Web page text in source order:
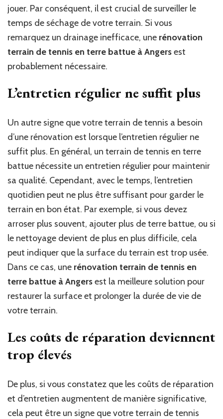
jouer. Par conséquent, il est crucial de surveiller le
temps de séchage de votre terrain. Si vous
remarquez un drainage inefficace, une rénovation
terrain de tennis en terre battue à Angersest
probablement nécessaire.
L’entretien régulier ne suffit plus
Un autre signe que votre terrain de tennis a besoin
d’une rénovation est lorsque l’entretien régulier ne
suffit plus. En général, un terrain de tennis en terre
battue nécessite un entretien régulier pour maintenir
sa qualité. Cependant, avec le temps, l’entretien
quotidien peut ne plus être suffisant pour garder le
terrain en bon état. Par exemple, si vous devez
arroser plus souvent, ajouter plus de terre battue, ou si
le nettoyage devient de plus en plus difficile, cela
peut indiquer que la surface du terrain est trop usée.
Dans ce cas, une rénovation terrain de tennis en
terre battue à Angersest la meilleure solution pour
restaurer la surface et prolonger la durée de vie de
votre terrain.
Les coûts de réparation deviennent
trop élevés
De plus, si vous constatez que les coûts de réparation
et d’entretien augmentent de manière significative,
cela peut être un signe que votre terrain de tennis